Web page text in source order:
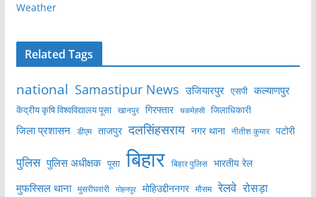
Weather
Related Tags
national Samastipur News उजियारपुर एसपी कल्याणपुर
केंद्रीय कृषि विश्वविद्यालय पूसा खानपुर गिरफ्तार चकमेहसी जिलाधिकारी
जिला प्रशासन डीएम ताजपुर दलसिंहसराय नगर थाना नीतीश कुमार पटोरी
पुलिस पुलिस अधीक्षक पूसा बिहार बिहार पुलिस भारतीय रेल
मुफस्सिल थाना मुसरीघरारी मोहनपुर मोहिउद्दीननगर मौसम रेलवे रोसड़ा